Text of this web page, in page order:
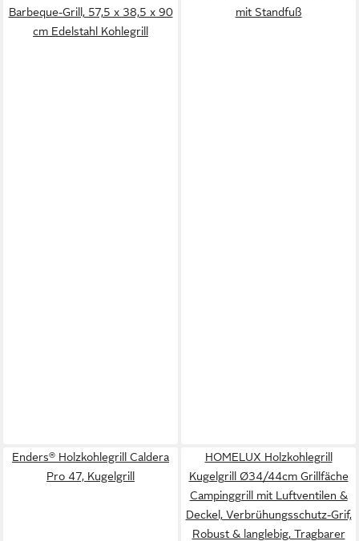
Barbeque-Grill, 57,5 x 38,5 x 90
cm Edelstahl Kohlegrill
mit Standfuß
Enders® Holzkohlegrill Caldera
Pro 47, Kugelgrill
HOMELUX Holzkohlegrill
Kugelgrill Ø34/44cm Grillfäche
Campinggrill mit Luftventilen &
Deckel, Verbrühungsschutz-Grif,
Robust & langlebig, Tragbarer